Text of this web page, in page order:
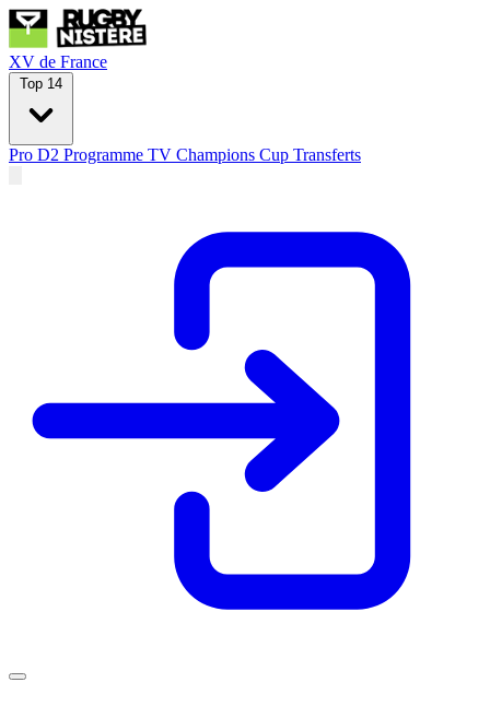
XV de France
Top 14
Pro D2 Programme TV Champions Cup Transferts